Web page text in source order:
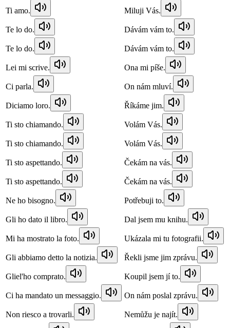
Ti amo. Miluji Vás.
Te lo do. Dávám vám to.
Te lo do. Dávám vám to.
Lei mi scrive. Ona mi píše.
Ci parla. On nám mluví.
Diciamo loro. Říkáme jim.
Ti sto chiamando. Volám Vás.
Ti sto chiamando. Volám Vás.
Ti sto aspettando. Čekám na vás.
Ti sto aspettando. Čekám na vás.
Ne ho bisogno. Potřebuji to.
Gli ho dato il libro. Dal jsem mu knihu.
Mi ha mostrato la foto. Ukázala mi tu fotografii.
Gli abbiamo detto la notizia. Řekli jsme jim zprávu.
Gliel'ho comprato. Koupil jsem jí to.
Ci ha mandato un messaggio. On nám poslal zprávu.
Non riesco a trovarli. Nemůžu je najít.